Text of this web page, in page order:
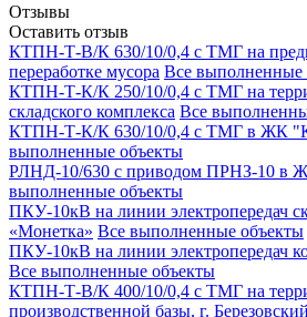
Отзывы
Оставить отзыв
КТПН-Т-В/К 630/10/0,4 с ТМГ на
переработке мусора Все выполненные
КТПН-Т-К/К 250/10/0,4 с ТМГ на
складского комплекса Все
КТПН-Т-К/К 630/10/0,4 с ТМГ в ЖК
выполненные объекты
РЛНД-10/630 с приводом ПРНЗ-10 в
выполненные объекты
ПКУ-10кВ на линии электропередач
«Монетка» Все выполненные объекты
ПКУ-10кВ на линии электропередач
Все выполненные объекты
КТПН-Т-В/К 400/10/0,4 с ТМГ на
производственной базы, г. Березовский